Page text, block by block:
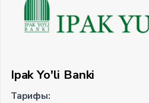
Ipak Yo'li Banki
Тарифы: